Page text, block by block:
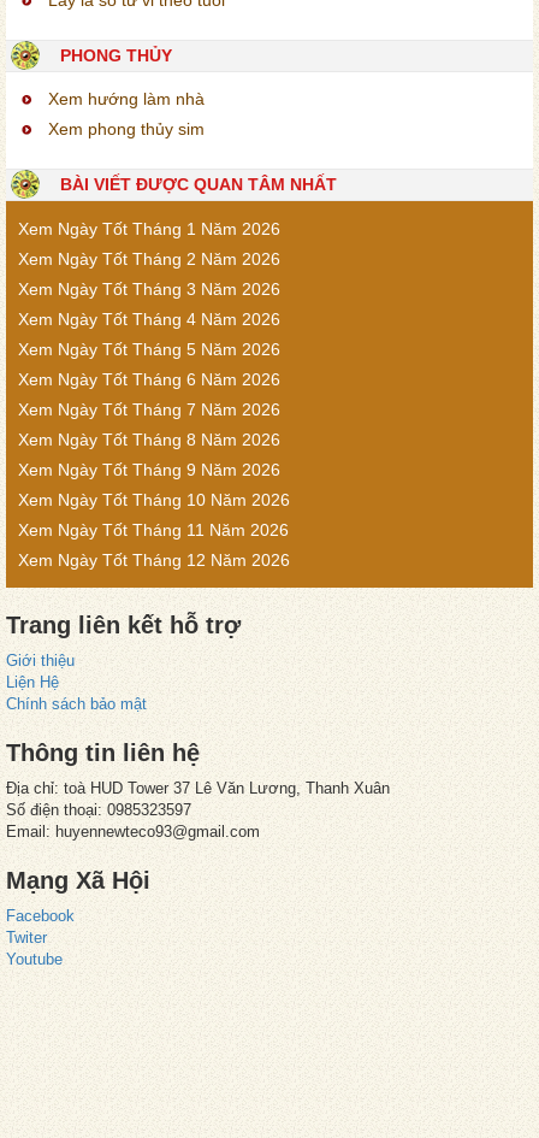
PHONG THỦY
Xem hướng làm nhà
Xem phong thủy sim
BÀI VIẾT ĐƯỢC QUAN TÂM NHẤT
Xem Ngày Tốt Tháng 1 Năm 2026
Xem Ngày Tốt Tháng 2 Năm 2026
Xem Ngày Tốt Tháng 3 Năm 2026
Xem Ngày Tốt Tháng 4 Năm 2026
Xem Ngày Tốt Tháng 5 Năm 2026
Xem Ngày Tốt Tháng 6 Năm 2026
Xem Ngày Tốt Tháng 7 Năm 2026
Xem Ngày Tốt Tháng 8 Năm 2026
Xem Ngày Tốt Tháng 9 Năm 2026
Xem Ngày Tốt Tháng 10 Năm 2026
Xem Ngày Tốt Tháng 11 Năm 2026
Xem Ngày Tốt Tháng 12 Năm 2026
Trang liên kết hỗ trợ
Giới thiệu
Liện Hệ
Chính sách bảo mật
Thông tin liên hệ
Địa chỉ: toà HUD Tower 37 Lê Văn Lương, Thanh Xuân
Số điện thoại: 0985323597
Email: huyennewteco93@gmail.com
Mạng Xã Hội
Facebook
Twiter
Youtube